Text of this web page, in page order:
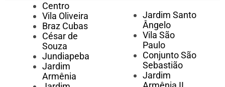
Centro
Vila Oliveira
Braz Cubas
César de
Souza
Jundiapeba
Jardim
Armênia
Jardim Santo
Ângelo
Vila São
Paulo
Conjunto São
Sebastião
Jardim